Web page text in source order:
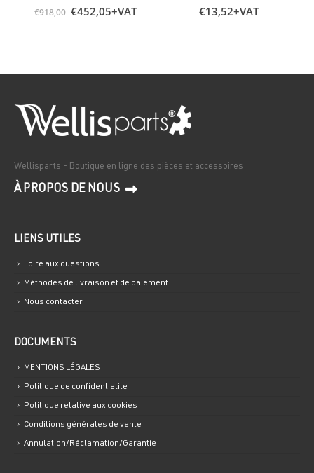
€918,00 Le
prix
€452,05Le
prix
+VAT €13,52+VAT
Wellisparts - Boutique en ligne des pièces et accessoires
À PROPOS DE NOUS
LIENS UTILES
Foire aux questions
Méthodes de livraison et de paiement
Nous contacter
DOCUMENTS
MENTIONS LÉGALES
Politique de confidentialite
Politique relative aux cookies
Conditions générales de vente
Annulation/Réclamation/Garantie